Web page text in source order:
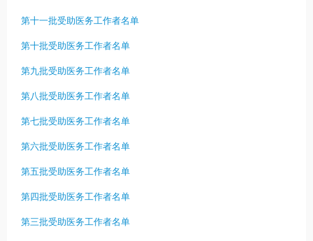
第十一批受助医务工作者名单
第十批受助医务工作者名单
第九批受助医务工作者名单
第八批受助医务工作者名单
第七批受助医务工作者名单
第六批受助医务工作者名单
第五批受助医务工作者名单
第四批受助医务工作者名单
第三批受助医务工作者名单